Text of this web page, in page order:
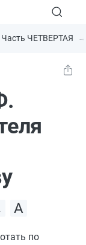
Часть ЧЕТВЕРТАЯ
по